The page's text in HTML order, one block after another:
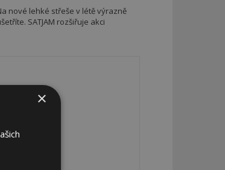
nové lehké střeše v létě výrazně
SATJAM rozšiřuje akci
×